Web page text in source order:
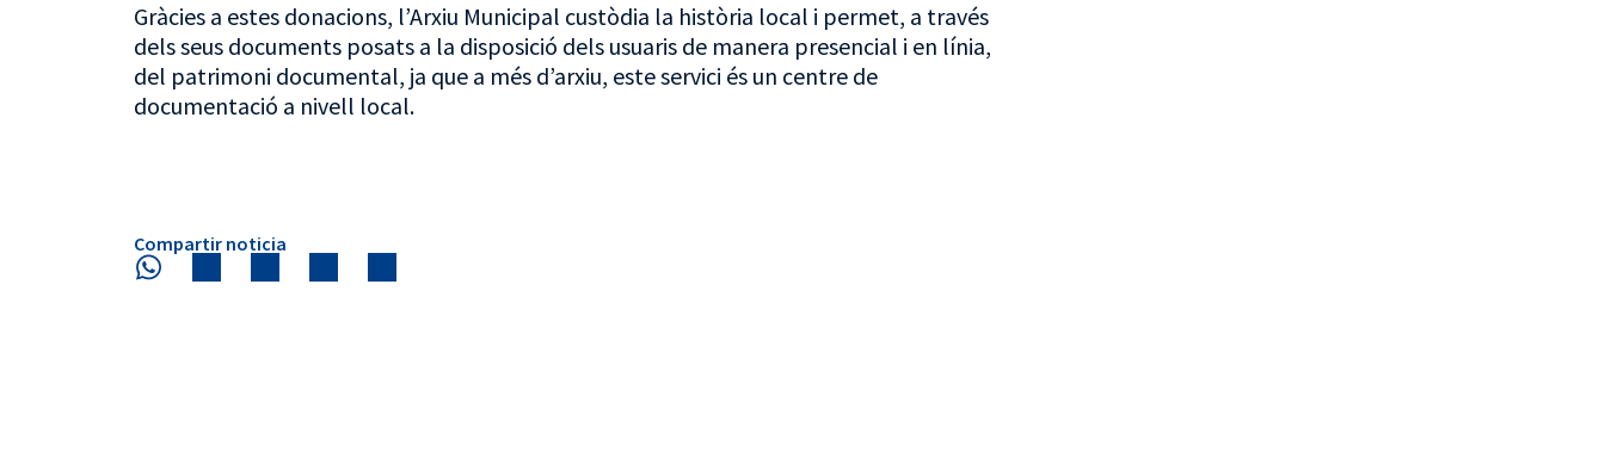
Gràcies a estes donacions, l’Arxiu Municipal custòdia la història local i permet, a través
dels seus documents posats a la disposició dels usuaris de manera presencial i en línia,
del patrimoni documental, ja que a més d’arxiu, este servici és un centre de
documentació a nivell local.
Compartir noticia